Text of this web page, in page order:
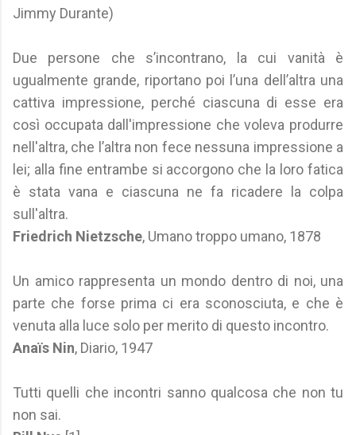
Jimmy Durante)
Due persone che s’incontrano, la cui vanità è
ugualmente grande, riportano poi l’una dell’altra una
cattiva impressione, perché ciascuna di esse era
così occupata dall'impressione che voleva produrre
nell'altra, che l’altra non fece nessuna impressione a
lei; alla fine entrambe si accorgono che la loro fatica
è stata vana e ciascuna ne fa ricadere la colpa
sull'altra.
Friedrich Nietzsche, Umano troppo umano, 1878
Un amico rappresenta un mondo dentro di noi, una
parte che forse prima ci era sconosciuta, e che è
venuta alla luce solo per merito di questo incontro.
Anaïs Nin, Diario, 1947
Tutti quelli che incontri sanno qualcosa che non tu
non sai.